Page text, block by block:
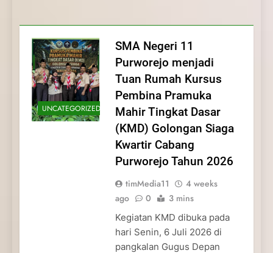
dan Pengabdian Generasi
Pramuka
Pramuka
Kepedulian
UNCATEGORIZED
SMA Negeri 11
Purworejo menjadi
Tuan Rumah Kursus
Pembina Pramuka
Mahir Tingkat Dasar
(KMD) Golongan Siaga
Kwartir Cabang
Purworejo Tahun 2026
timMedia11
4 weeks
ago
0 3 mins
Kegiatan KMD dibuka pada
hari Senin, 6 Juli 2026 di
pangkalan Gugus Depan